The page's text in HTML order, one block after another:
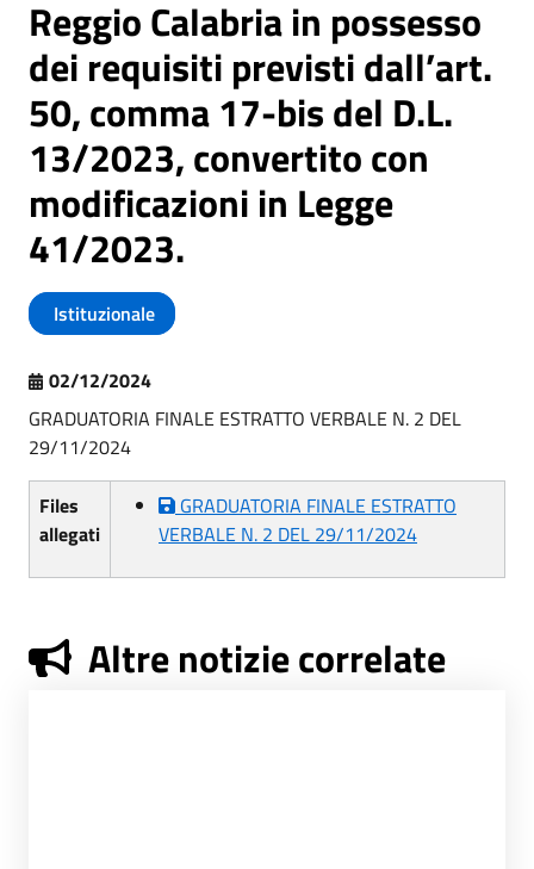
Reggio Calabria in possesso
dei requisiti previsti dall’art.
50, comma 17-bis del D.L.
13/2023, convertito con
modificazioni in Legge
41/2023.
Istituzionale
02/12/2024
GRADUATORIA FINALE ESTRATTO VERBALE N. 2 DEL
29/11/2024
Files
allegati
GRADUATORIA FINALE ESTRATTO
VERBALE N. 2 DEL 29/11/2024
Altre notizie correlate